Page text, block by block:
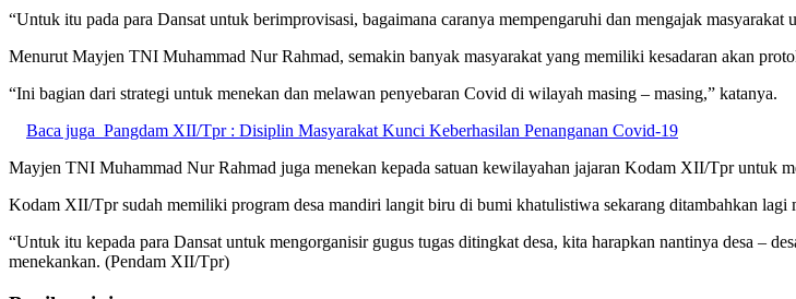
“Untuk itu pada para Dansat untuk berimprovisasi, bagaimana caranya mempengaruhi dan mengajak
Menurut Mayjen TNI Muhammad Nur Rahmad, semakin banyak masyarakat yang memiliki kesadaran akan
“Ini bagian dari strategi untuk menekan dan melawan penyebaran Covid di wilayah masing – masing,” katanya.
Baca juga Pangdam XII/Tpr : Disiplin Masyarakat Kunci Keberhasilan Penanganan Covid-19
Mayjen TNI Muhammad Nur Rahmad juga menekan kepada satuan kewilayahan jajaran Kodam XII/Tpr untuk
Kodam XII/Tpr sudah memiliki program desa mandiri langit biru di bumi khatulistiwa sekarang ditambahkan lagi
“Untuk itu kepada para Dansat untuk mengorganisir gugus tugas ditingkat desa, kita harapkan nantinya desa –
menekankan. (Pendam XII/Tpr)